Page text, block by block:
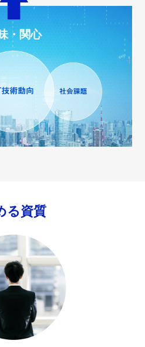
・関心
る資質